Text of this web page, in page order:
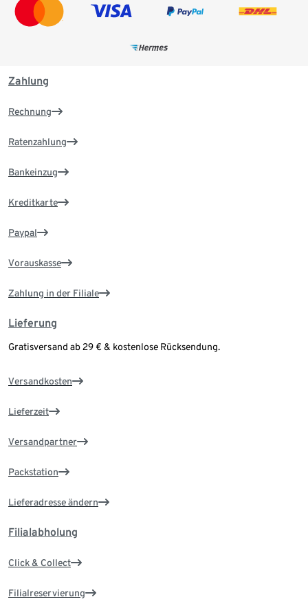
Zahlung
Rechnung
Ratenzahlung
Bankeinzug
Kreditkarte
Paypal
Vorauskasse
Zahlung in der Filiale
Lieferung
Gratisversand ab 29 € & kostenlose Rücksendung.
Versandkosten
Lieferzeit
Versandpartner
Packstation
Lieferadresse ändern
Filialabholung
Click & Collect
Filialreservierung